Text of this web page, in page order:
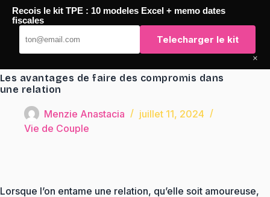
Passer
contenu
TaqTaq
Les avantages de faire des compromis dans
une relation
Menzie Anastacia
juillet 11, 2024
Vie de Couple
Lorsque l’on entame une relation, qu’elle soit amoureuse,
Recois le kit TPE : 10 modeles Excel + memo dates
fiscales
Telecharger le kit
×